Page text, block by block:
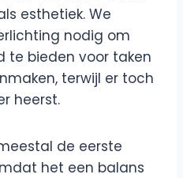
esthetiek. We
nodig om
te bieden voor taken
terwijl er toch
heerst.
de eerste
het een balans